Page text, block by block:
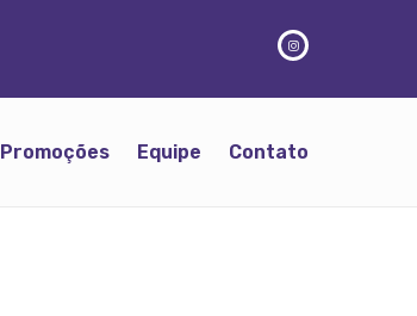
Promoções Equipe Contato